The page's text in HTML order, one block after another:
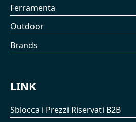
Ferramenta
Outdoor
Brands
LINK
Sblocca i Prezzi Riservati B2B